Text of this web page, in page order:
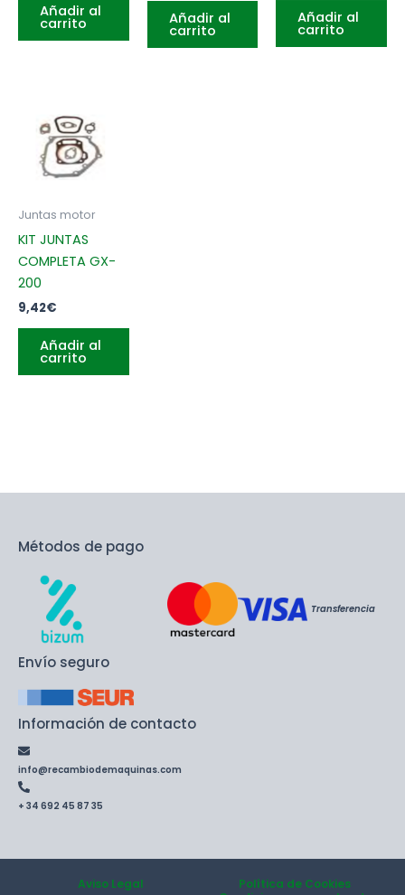
Añadir al
carrito Añadir al
carrito
Añadir al
carrito
Juntas motor
KIT JUNTAS
COMPLETA GX-
200
9,42€
Añadir al
carrito
Métodos de pago
Transferencia
Envío seguro
Información de contacto
info@recambiodemaquinas.com
+ 34 692 45 87 35
Aviso Legal
Política de Cookies